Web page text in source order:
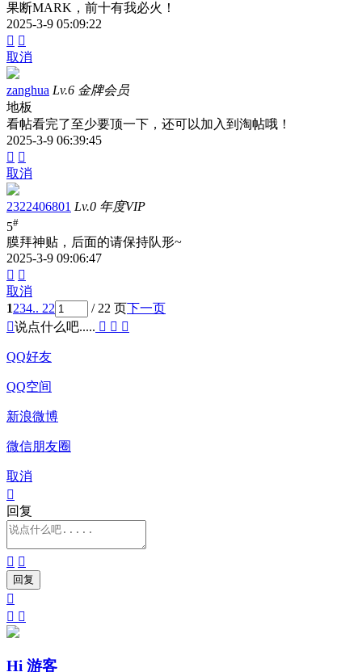
果断MARK，前十有我必火！
2025-3-9 05:09:22
 
取消
zanghua Lv.6 金牌会员
地板
看帖看完了至少要顶一下，还可以加入到淘帖哦！
2025-3-9 06:39:45
 
取消
2322406801 Lv.0 年度VIP
5#
膜拜神贴，后面的请保持队形~
2025-3-9 09:06:47
 
取消
1234.. 22 / 22 页下一页
说点什么吧.....   
QQ好友
QQ空间
新浪微博
微信朋友圈
取消

回复
 

 
Hi 游客